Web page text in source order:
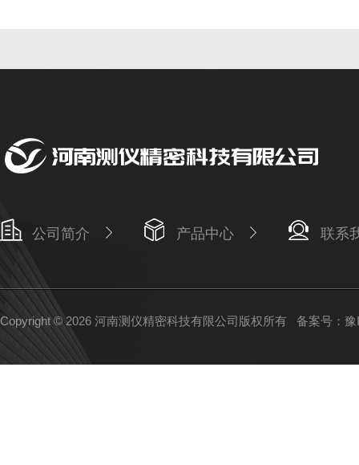
公司简介 产品中心 联系
Copyright © 2026 河南测仪精密科技有限公司版权所有 备案号：